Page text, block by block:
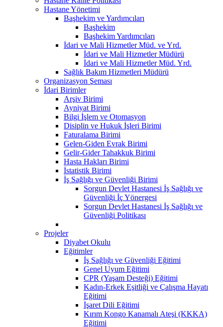
Hastane Yönetimi
Başhekim ve Yardımcıları
Başhekim
Başhekim Yardımcıları
İdari ve Mali Hizmetler Müd. ve Yrd.
İdari ve Mali Hizmetler Müdürü
İdari ve Mali Hizmetler Müd. Yrd.
Sağlık Bakım Hizmetleri Müdürü
Organizasyon Şeması
İdari Birimler
Arşiv Birimi
Ayniyat Birimi
Bilgi İşlem ve Otomasyon
Disiplin ve Hukuk İşleri Birimi
Faturalama Birimi
Gelen-Giden Evrak Birimi
Gelir-Gider Tahakkuk Birimi
Hasta Hakları Birimi
İstatistik Birimi
İş Sağlığı ve Güvenliği Birimi
Sorgun Devlet Hastanesi İş Sağlığı ve
Güvenliği İç Yönergesi
Sorgun Devlet Hastanesi İş Sağlığı ve
Güvenliği Politikası
Projeler
Diyabet Okulu
Eğitimler
İş Sağlığı ve Güvenliği Eğitimi
Genel Uyum Eğitimi
CPR (Yaşam Desteği) Eğitimi
Kadın-Erkek Eşitliği ve Çalışma Hayatı
Eğitimi
İşaret Dili Eğitimi
Kırım Kongo Kanamalı Ateşi (KKKA)
Eğitimi